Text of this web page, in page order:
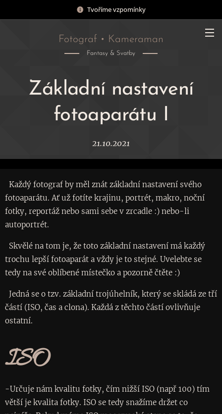
Tvoříme vzpomínky
Fotograf • Kameraman
Fantasy & Svatby
Základní nastavení
fotoaparátu I
21.10.2021
Každý fotograf by měl znát základní nastavení svého
fotoaparátu. Ať už fotíte krajinu, portrét, makro, noční
fotky, reportáž nebo sami sebe v zrcadle :) nebo-li
autoportrét.
Skvělé na tom je, že toto základní nastavení má každý
trochu lepší fotoaparát a vždy je to stejné. Uvelebte se
tedy na své oblíbené místečko a pozorně čtěte :)
Jedná se o tzv. základní trojúhelník, který se skládá ze tří
částí (ISO, čas a clona). Každá z těchto částí ovlivňuje
ostatní.
ISO
-Určuje nám kvalitu fotky, čím nižší ISO (např 100) tím
větší je kvalita fotky. ISO se tedy snažíme držet co